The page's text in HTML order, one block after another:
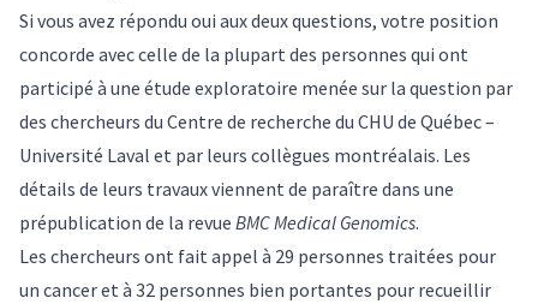
Si vous avez répondu oui aux deux questions, votre position
concorde avec celle de la plupart des personnes qui ont
participé à une étude exploratoire menée sur la question par
des chercheurs du Centre de recherche du CHU de Québec –
Université Laval et par leurs collègues montréalais. Les
détails de leurs travaux viennent de paraître dans une
prépublication de la revue BMC Medical Genomics.
Les chercheurs ont fait appel à 29 personnes traitées pour
un cancer et à 32 personnes bien portantes pour recueillir